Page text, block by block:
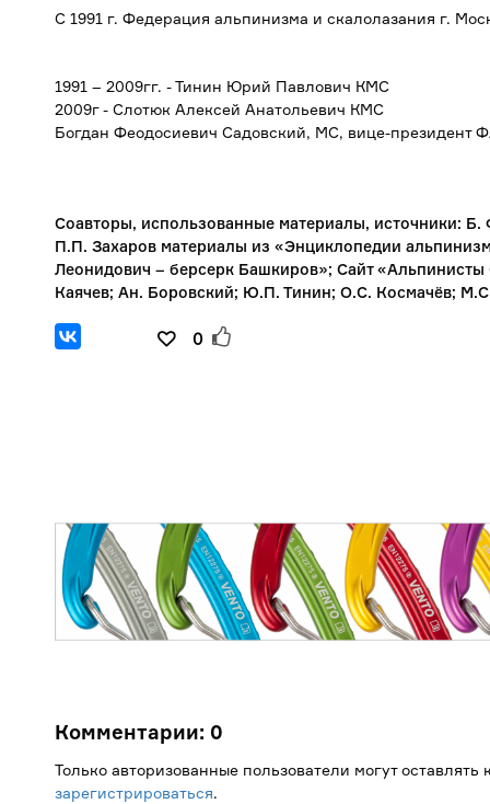
С 1991 г. Федерация альпинизма и скалолазания г.
1991 – 2009гг. - Тинин Юрий Павлович КМС
2009г - Слотюк Алексей Анатольевич КМС
Богдан Феодосиевич Садовский, МС, вице-президент
Соавторы, использованные материалы, источники:
П.П. Захаров материалы из «Энциклопедии
Леонидович – берсерк Башкиров»; Сайт
Каячев; Ан. Боровский; Ю.П. Тинин; О.С. Космачёв;
0
Комментарии: 0
Только авторизованные пользователи могут
зарегистрироваться.